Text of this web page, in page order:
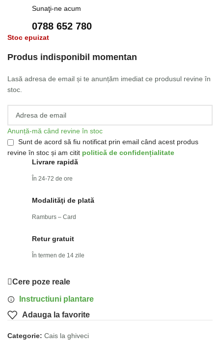
Sunaţi-ne acum
0788 652 780
Stoc epuizat
Produs indisponibil momentan
Lasă adresa de email și te anunțăm imediat ce produsul revine în
stoc.
Anunță-mă când revine în stoc
Sunt de acord să fiu notificat prin email când acest produs
revine în stoc și am citit politică de confidențialitate
Livrare rapidă
În 24-72 de ore
Modalităţi de plată
Ramburs – Card
Retur gratuit
În termen de 14 zile
Cere poze reale
Instructiuni plantare
Adauga la favorite
Categorie: Cais la ghiveci